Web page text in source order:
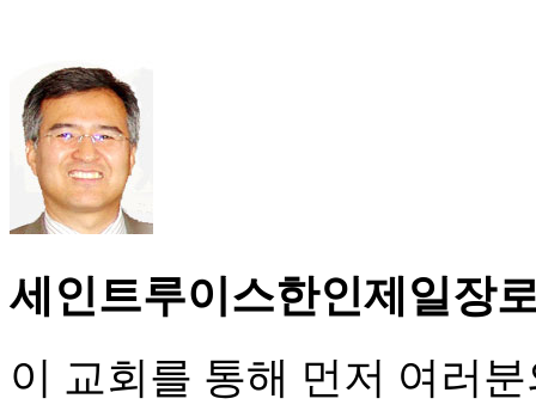
세인트루이스한인제일장
이 교회를 통해 먼저 여러